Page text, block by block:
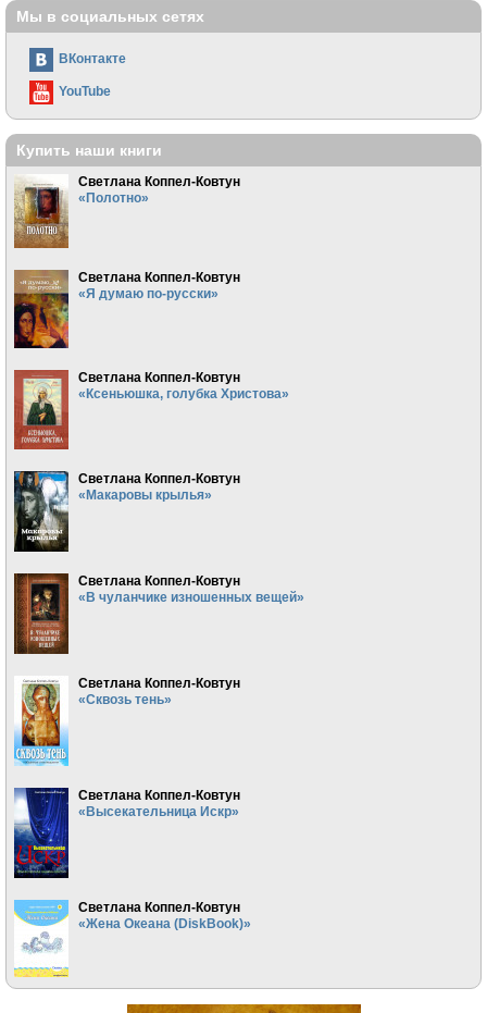
Мы в социальных сетях
ВКонтакте
YouTube
Купить наши книги
Светлана Коппел-Ковтун
«Полотно»
Светлана Коппел-Ковтун
«Я думаю по-русски»
Светлана Коппел-Ковтун
«Ксеньюшка, голубка Христова»
Светлана Коппел-Ковтун
«Макаровы крылья»
Светлана Коппел-Ковтун
«В чуланчике изношенных вещей»
Светлана Коппел-Ковтун
«Сквозь тень»
Светлана Коппел-Ковтун
«Высекательница Искр»
Светлана Коппел-Ковтун
«Жена Океана (DiskBook)»